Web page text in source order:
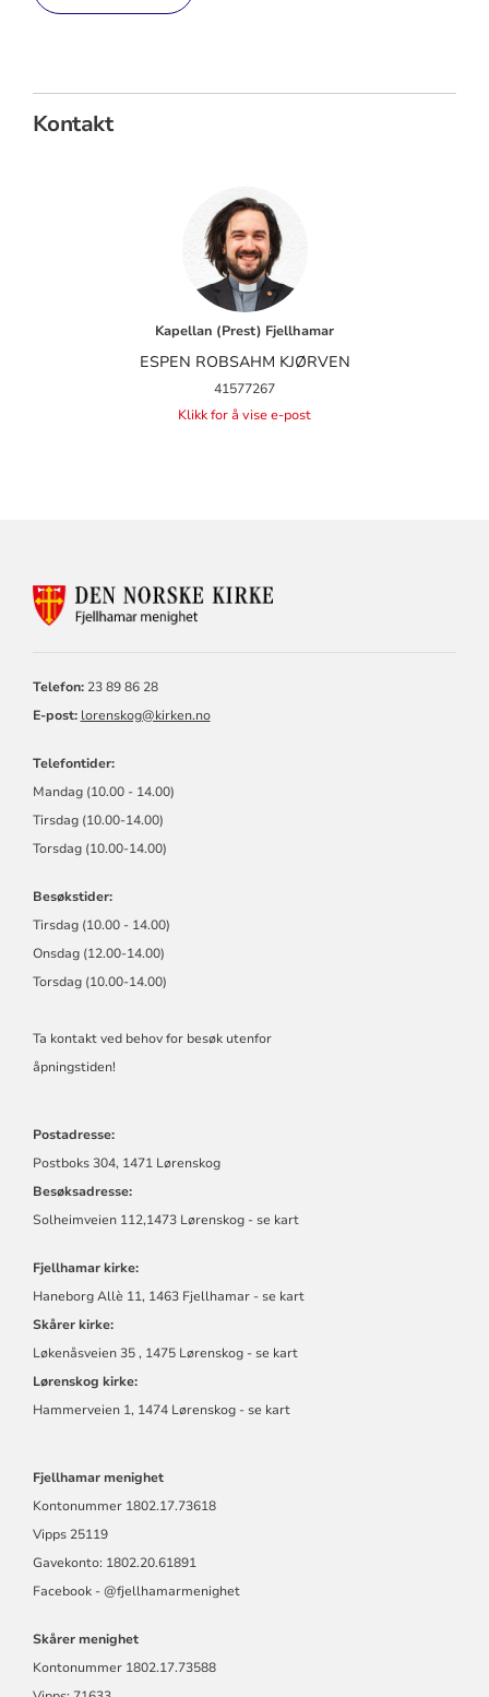
Kontakt
Kapellan (Prest) Fjellhamar
ESPEN ROBSAHM KJØRVEN
41577267
Klikk for å vise e-post
KONTAKTINFORMASJON
Telefon: 23 89 86 28
E-post: lorenskog@kirken.no
Telefontider:
Mandag (10.00 - 14.00)
Tirsdag (10.00-14.00)
Torsdag (10.00-14.00)
Besøkstider:
Tirsdag (10.00 - 14.00)
Onsdag (12.00-14.00)
Torsdag (10.00-14.00)
Ta kontakt ved behov for besøk utenfor
åpningstiden!
Postadresse:
Postboks 304, 1471 Lørenskog
Besøksadresse:
Solheimveien 112,1473 Lørenskog - se kart
Fjellhamar kirke:
Haneborg Allè 11, 1463 Fjellhamar - se kart
Skårer kirke:
Løkenåsveien 35 , 1475 Lørenskog - se kart
Lørenskog kirke:
Hammerveien 1, 1474 Lørenskog - se kart
Fjellhamar menighet
Kontonummer 1802.17.73618
Vipps 25119
Gavekonto: 1802.20.61891
Facebook -@fjellhamarmenighet
Skårer menighet
Kontonummer 1802.17.73588